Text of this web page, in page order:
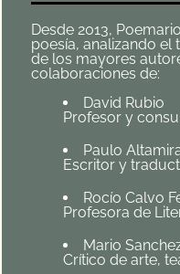
Desde 2013,
poesía, analizando
de los mayores
colaboraciones de:
David Rubio
Profesor y
Paulo
Escritor y
Rocío Calvo
Profesora de
Mario
Crítico de arte,